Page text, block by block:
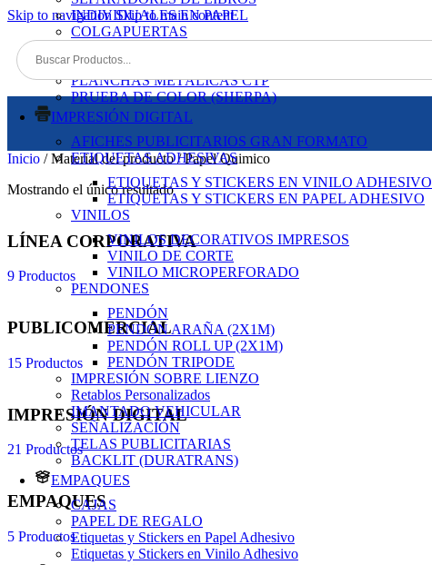
Skip to navigationSkip to main content
INDIVIDUALES EN PAPEL
COLGAPUERTAS
POSAVASOS PERSONALIZADOS
PLANCHAS METÁLICAS CTP
PRUEBA DE COLOR (SHERPA)
IMPRESIÓN DIGITAL
AFICHES PUBLICITARIOS GRAN FORMATO
ETIQUETAS ADHESIVAS
ETIQUETAS Y STICKERS EN VINILO ADHESIVO
ETIQUETAS Y STICKERS EN PAPEL ADHESIVO
VINILOS
VINILOS DECORATIVOS IMPRESOS
VINILO DE CORTE
VINILO MICROPERFORADO
PENDONES
PENDÓN
PENDÓN ARAÑA (2X1M)
PENDÓN ROLL UP (2X1M)
PENDÓN TRIPODE
IMPRESIÓN SOBRE LIENZO
Retablos Personalizados
IMANTADO VEHICULAR
SEÑALIZACIÓN
TELAS PUBLICITARIAS
BACKLIT (DURATRANS)
EMPAQUES
CAJAS
PAPEL DE REGALO
Etiquetas y Stickers en Papel Adhesivo
Etiquetas y Stickers en Vinilo Adhesivo
Inicio / Material del producto/ Papel Quimico
Mostrando el único resultado
LÍNEA CORPORATIVA
9 Productos
PUBLICOMERCIAL
15 Productos
IMPRESIÓN DIGITAL
21 Productos
EMPAQUES
5 Productos